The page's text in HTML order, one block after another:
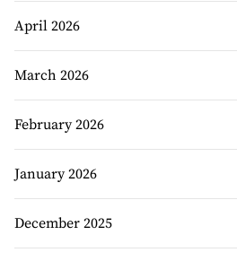
April 2026
March 2026
February 2026
January 2026
December 2025